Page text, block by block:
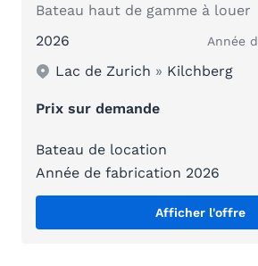
Bateau haut de gamme à louer
2026
Année
Lac de Zurich » Kilchberg
Prix sur demande
Bateau de location
Année de fabrication 2026
Afficher l'offre